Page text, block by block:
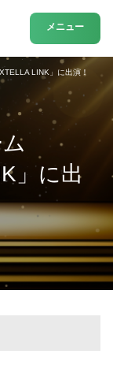
メニュー
」に出
LINK」に出演！